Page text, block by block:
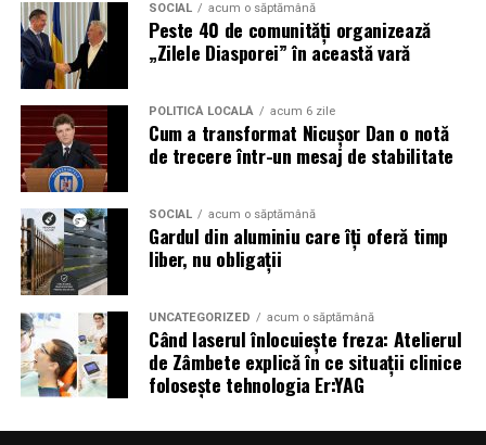
transmisiunile pirat, biletele revândute, pariurile,
tombolele, concursurile și falsele oferte de călătorie.
Pentru a răspunde riscurilor tot mai complexe,
cyber_Folks a lansat la finalul lunii iunie robo_Folks,
primul asistent AI integrat într-un panou de hosting
din România. Acesta poate efectua, la cererea
utilizatorului, un audit al securității site-ului, care
include verificarea certificatelor SSL, a configurărilor
DNS și a sistemelor SPF, DKIM și DMARC utilizate
pentru protecția e-mailului împotriva uzurpării
Ce pot face companiile în această perioadă
Potrivit specialiștilor cyber_Folks, companiile ar trebui
să ȋși instruiască echipele să:
SOCIAL acum o săptămână
Peste 40 de comunități organizează
„Zilele Diasporei” în această vară
POLITICĂ LOCALĂ acum 6 zile
Cum a transformat Nicușor Dan o notă
de trecere într-un mesaj de stabilitate
SOCIAL acum o săptămână
Gardul din aluminiu care îți oferă timp
liber, nu obligații
UNCATEGORIZED acum o săptămână
Când laserul înlocuiește freza: Atelierul
de Zâmbete explică în ce situații clinice
folosește tehnologia Er:YAG